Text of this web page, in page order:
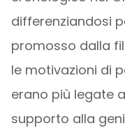
differenziandosi
promosso dalla
le motivazioni di
erano più legate
supporto alla